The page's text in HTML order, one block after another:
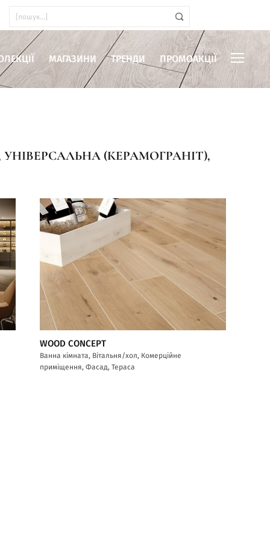
МАГАЗИНИ ТРЕНДИ ПРОМОАКЦІЇ
(КЕРАМОГРАНІТ),
WOOD CONCEPT
Ванна кімната, Вітальня/хол, Комерційне
приміщення, Фасад, Тераса